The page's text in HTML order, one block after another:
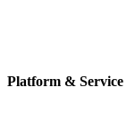
Platform & Service